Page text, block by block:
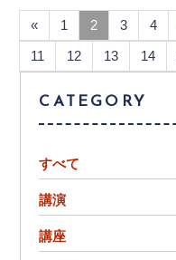
« 1 2 3 4
11 12 13 14
CATEGORY
すべて
講演
講座